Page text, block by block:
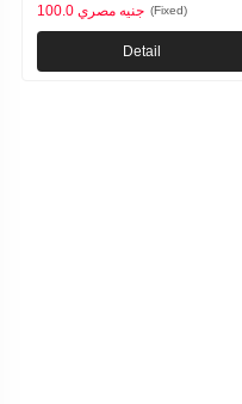
100.0 جنيه مصري (Fixed)
Detail